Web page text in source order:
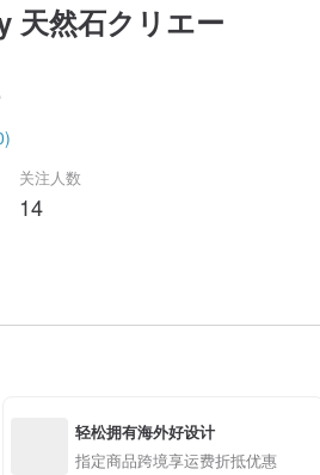
天然石クリエー
关注人数
14
轻松拥有海外好设计
指定商品跨境享运费折抵优惠